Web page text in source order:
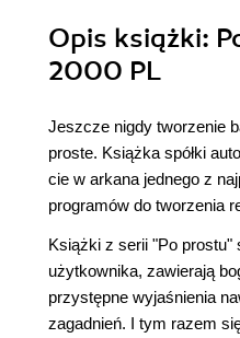
Opis książki:
2000 PL
Jeszcze nigdy tworzenie
proste. Książka spółki
cie w arkana jednego z
programów do tworzenia
Książki z serii "Po prostu"
użytkownika, zawierają
przystępne wyjaśnienia
zagadnień. I tym razem